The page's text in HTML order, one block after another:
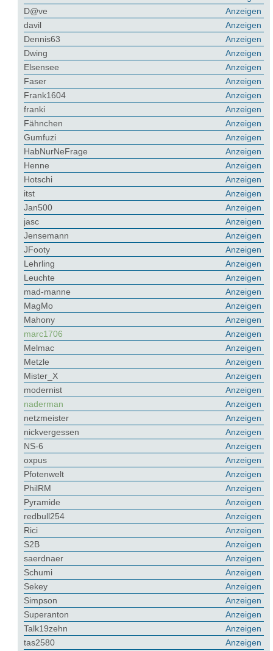
Anzeigen
D@ve
Anzeigen
davil
Anzeigen
Dennis63
Anzeigen
Dwing
Anzeigen
Elsensee
Anzeigen
Faser
Anzeigen
Frank1604
Anzeigen
franki
Anzeigen
Fähnchen
Anzeigen
Gumfuzi
Anzeigen
HabNurNeFrage
Anzeigen
Henne
Anzeigen
Hotschi
Anzeigen
itst
Anzeigen
Jan500
Anzeigen
jasc
Anzeigen
Jensemann
Anzeigen
JFooty
Anzeigen
Lehrling
Anzeigen
Leuchte
Anzeigen
mad-manne
Anzeigen
MagMo
Anzeigen
Mahony
Anzeigen
marc1706
Anzeigen
Melmac
Anzeigen
Metzle
Anzeigen
Mister_X
Anzeigen
modernist
Anzeigen
naderman
Anzeigen
netzmeister
Anzeigen
nickvergessen
Anzeigen
NS-6
Anzeigen
oxpus
Anzeigen
Pfotenwelt
Anzeigen
PhilRM
Anzeigen
Pyramide
Anzeigen
redbull254
Anzeigen
Rici
Anzeigen
S2B
Anzeigen
saerdnaer
Anzeigen
Schumi
Anzeigen
Sekey
Anzeigen
Simpson
Anzeigen
Superanton
Anzeigen
Talk19zehn
Anzeigen
tas2580